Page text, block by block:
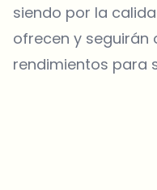
siendo por la
ofrecen y seguirán
rendimientos para